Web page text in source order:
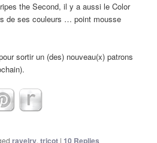
the Second, il y a aussi le Color
de ses couleurs … point mousse
sortir un (des) nouveau(x) patrons
ravelry,tricot | 10 Replies